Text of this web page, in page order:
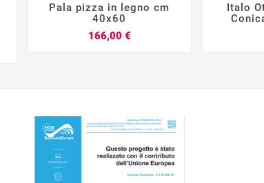
 
Pala pizza in legno cm
40x60
166,00 €Prezzo

Italo